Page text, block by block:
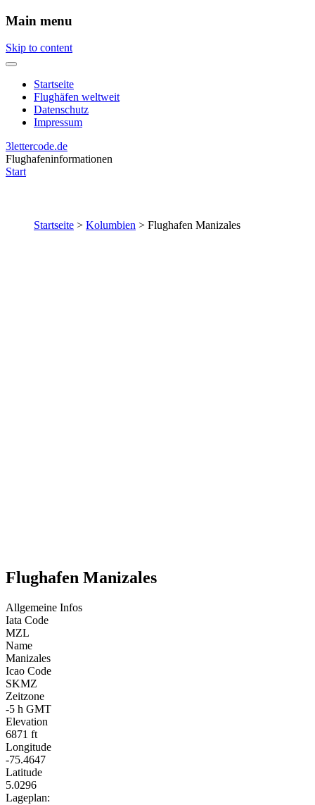
Main menu
Skip to content
Startseite
Flughäfen weltweit
Datenschutz
Impressum
3lettercode.de
Flughafeninformationen
Start
Startseite > Kolumbien > Flughafen Manizales
Flughafen Manizales
Allgemeine Infos
Iata Code
MZL
Name
Manizales
Icao Code
SKMZ
Zeitzone
-5 h GMT
Elevation
6871 ft
Longitude
-75.4647
Latitude
5.0296
Lageplan: